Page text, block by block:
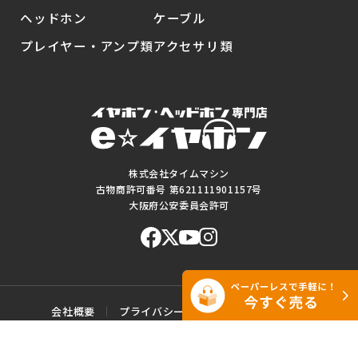
株式会社タイムマシン
古物商許可番号 第621111901157号
大阪府公安委員会許可
ヘッドホン
プレイヤー・アンプ類
ケーブル
アクセサリ類
会社概要 プライバシーポリシー
ご利用規約